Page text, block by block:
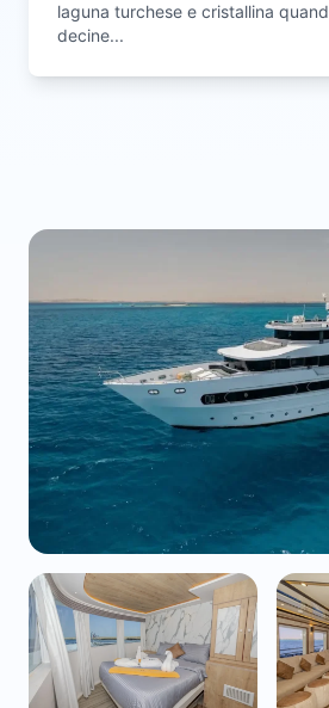
laguna turchese e cristallina
decine...